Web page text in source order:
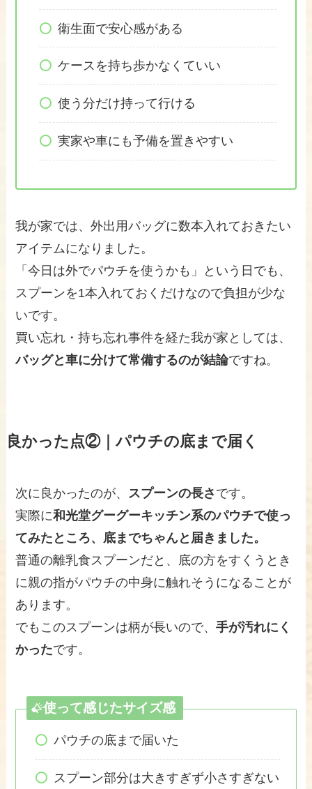
衛生面で安心感がある
ケースを持ち歩かなくていい
使う分だけ持って行ける
実家や車にも予備を置きやすい
我が家では、外出用バッグに数本入れておきたい
アイテムになりました。
「今日は外でパウチを使うかも」という日でも、
スプーンを1本入れておくだけなので負担が少な
いです。
買い忘れ・持ち忘れ事件を経た我が家としては、
バッグと車に分けて常備するのが結論ですね。
良かった点②｜パウチの底まで届く
次に良かったのが、 スプーンの長さ です。
実際に和光堂グーグーキッチン系のパウチで使っ
てみたところ、底までちゃんと届きました。
普通の離乳食スプーンだと、底の方をすくうとき
に親の指がパウチの中身に触れそうになることが
あります。
でもこのスプーンは柄が長いので、手が汚れにく
かったです。
使って感じたサイズ感
パウチの底まで届いた
スプーン部分は大きすぎず小さすぎない